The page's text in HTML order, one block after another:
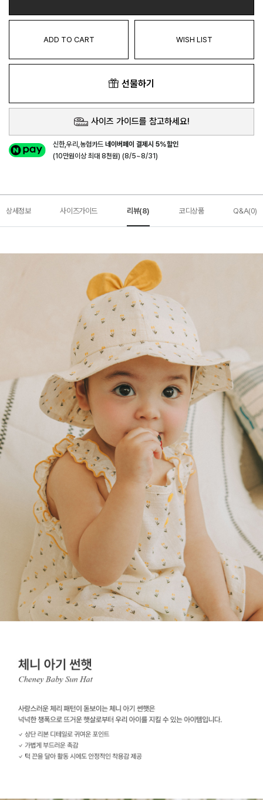
ADD TO CART WISH LIST
선물하기
사이즈 가이드를 참고하세요!
신한,우리,농협카드네이버페이 결제시 5%할인
(10만원이상 최대 8천원) (8/5~8/31)
상세정보 사이즈가이드 리뷰(8) 코디상품 Q&A(0)